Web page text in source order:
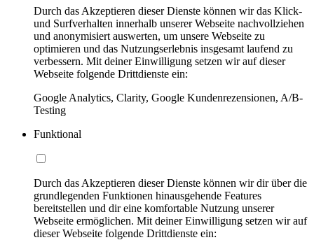
Durch das Akzeptieren dieser Dienste können wir das Klick-
und Surfverhalten innerhalb unserer Webseite nachvollziehen
und anonymisiert auswerten, um unsere Webseite zu
optimieren und das Nutzungserlebnis insgesamt laufend zu
verbessern. Mit deiner Einwilligung setzen wir auf dieser
Webseite folgende Drittdienste ein:
Google Analytics, Clarity, Google Kundenrezensionen, A/B-
Testing
Funktional
Durch das Akzeptieren dieser Dienste können wir dir über die
grundlegenden Funktionen hinausgehende Features
bereitstellen und dir eine komfortable Nutzung unserer
Webseite ermöglichen. Mit deiner Einwilligung setzen wir auf
dieser Webseite folgende Drittdienste ein: